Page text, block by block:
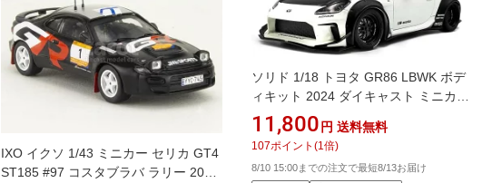
IXO イクソ 1/43 ミニカー セリカ GT4
ST185 #97 コスタブラバ ラリー 2025
ソリド 1/18 トヨタ GR86 LBWK ボデ
ィキット 2024 ダイキャスト ミニカー
パールホワイト S1813602
11,800 円 送料無料
107ポイント (1倍)
8/10 15:00までの注文で最短8/13お届け